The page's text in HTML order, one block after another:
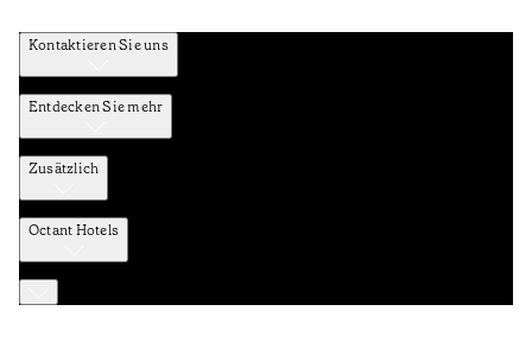
Kontaktieren Sie uns
Entdecken Sie mehr
Zusätzlich
Octant Hotels